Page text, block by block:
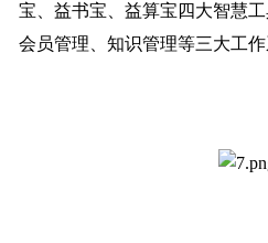
宝、益书宝、益算宝四大智慧工
会员管理、知识管理等三大工作